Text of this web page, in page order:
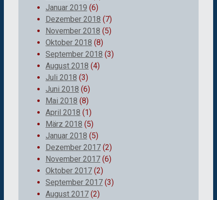
Januar 2019 (6)
Dezember 2018 (7)
November 2018 (5)
Oktober 2018 (8)
September 2018 (3)
August 2018 (4)
Juli 2018 (3)
Juni 2018 (6)
Mai 2018 (8)
April 2018 (1)
März 2018 (5)
Januar 2018 (5)
Dezember 2017 (2)
November 2017 (6)
Oktober 2017 (2)
September 2017 (3)
August 2017 (2)